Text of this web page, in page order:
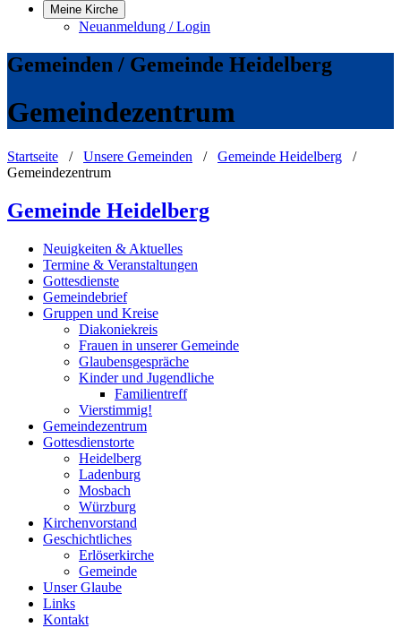
Meine Kirche
Neuanmeldung / Login
Gemeinden / Gemeinde Heidelberg
Gemeindezentrum
Startseite / Unsere Gemeinden / Gemeinde Heidelberg /
Gemeindezentrum
Gemeinde Heidelberg
Neuigkeiten & Aktuelles
Termine & Veranstaltungen
Gottesdienste
Gemeindebrief
Gruppen und Kreise
Diakoniekreis
Frauen in unserer Gemeinde
Glaubensgespräche
Kinder und Jugendliche
Familientreff
Vierstimmig!
Gemeindezentrum
Gottesdienstorte
Heidelberg
Ladenburg
Mosbach
Würzburg
Kirchenvorstand
Geschichtliches
Erlöserkirche
Gemeinde
Unser Glaube
Links
Kontakt